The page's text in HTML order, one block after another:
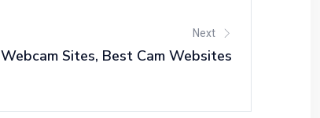
Next
Webcam Sites, Best Cam Websites